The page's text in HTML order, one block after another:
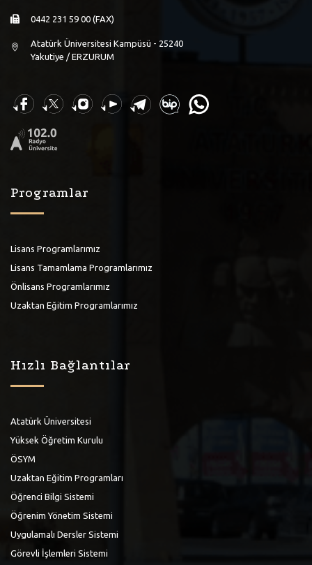
0442 231 59 00 (FAX)
Atatürk Üniversitesi Kampüsü - 25240
Yakutiye / ERZURUM
Programlar
Lisans Programlarımız
Lisans Tamamlama Programlarımız
Önlisans Programlarımız
Uzaktan Eğitim Programlarımız
Hızlı Bağlantılar
Atatürk Üniversitesi
Yüksek Öğretim Kurulu
ÖSYM
Uzaktan Eğitim Programları
Öğrenci Bilgi Sistemi
Öğrenim Yönetim Sistemi
Uygulamalı Dersler Sistemi
Görevli İşlemleri Sistemi